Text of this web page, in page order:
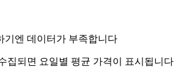
기엔 데이터가 부족합니다
집되면 요일별 평균 가격이 표시됩니다